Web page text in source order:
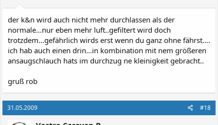
der k&n wird auch nicht mehr durchlassen als der
normale...nur eben mehr luft..gefiltert wird doch
trotzdem...gefährlich wirds erst wenn du ganz ohne fährst....
ich hab auch einen drin...in kombination mit nem größeren
ansaugschlauch hats im durchzug ne kleinigkeit gebracht..
gruß rob
31.05.2009 #18